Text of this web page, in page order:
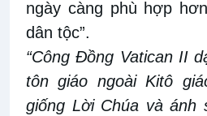
ngày càng phù hợp
dân tộc”.
“Công Đồng Vatican II
tôn giáo ngoài Kitô
giống Lời Chúa và ánh